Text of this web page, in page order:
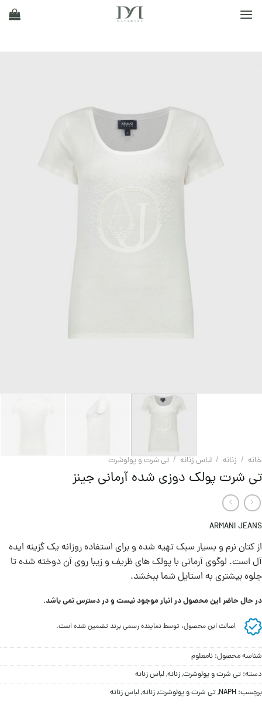
خانه / زنانه / لباس زنانه / تی شرت و پولوشرت
تی شرت پولک دوزی شده آرمانی جینز
ARMANI JEANS
از کتان نرم و بسیار سبک تهیه شده و برای استفاده روزانه یک گزینه ایده
آل است. لوگوی آرمانی با پولک های ظریف و زیبا روی آن دوخته شده تا
جلوه بیشتری به استایل شما ببخشد.
در حال حاضر این محصول در انبار موجود نیست و در دسترس نمی باشد.
اصالت این محصول، توسط نماینده رسمی برند تضمین شده است.
شناسه محصول: نامعلوم
دسته: تی شرت و پولوشرت,زنانه,لباس زنانه
برچسب: NAPH
,تی شرت و پولوشرت,زنانه,لباس زنانه